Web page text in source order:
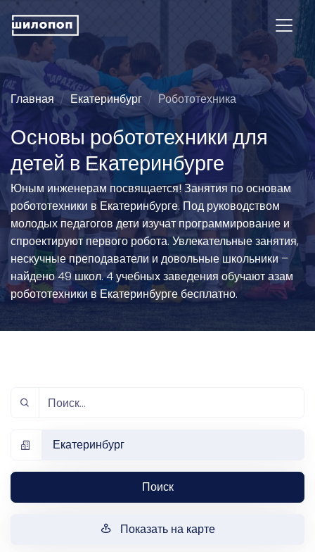
Главная Екатеринбург Робототехника
Основы робототехники для
детей в Екатеринбурге
Юным инженерам посвящается! Занятия по основам
робототехники в Екатеринбурге. Под руководством
молодых педагогов дети изучат программирование и
спроектируют первого робота. Увлекательные занятия,
нескучные преподаватели и довольные школьники –
найдено 49 школ. 4 учебных заведения обучают азам
робототехники в Екатеринбурге бесплатно.
Екатеринбург
Поиск
Показать на карте